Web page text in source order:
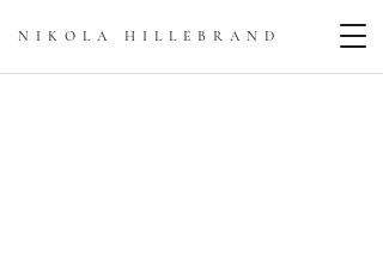
NIKOLA HILLEBRAN D